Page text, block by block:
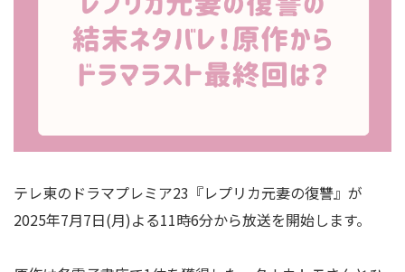
テレ東のドラマプレミア23『レプリカ元妻の復讐』が
2025年7月7日(月)よる11時6分から放送を開始します。